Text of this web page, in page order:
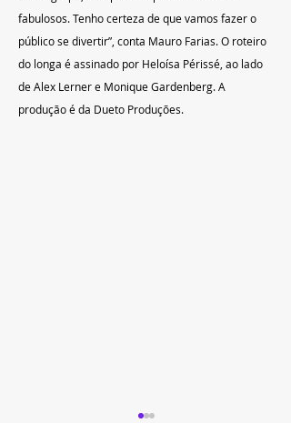
fabulosos. Tenho certeza de que vamos fazer o
público se divertir”, conta Mauro Farias. O roteiro
do longa é assinado por Heloísa Périssé, ao lado
de Alex Lerner e Monique Gardenberg. A
produção é da Dueto Produções.